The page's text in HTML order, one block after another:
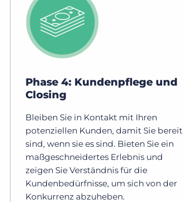
Phase 4: Kundenpflege und
Closing
Bleiben Sie in Kontakt mit Ihren
potenziellen Kunden, damit Sie bereit
sind, wenn sie es sind. Bieten Sie ein
maßgeschneidertes Erlebnis und
zeigen Sie Verständnis für die
Kundenbedürfnisse, um sich von der
Konkurrenz abzuheben.